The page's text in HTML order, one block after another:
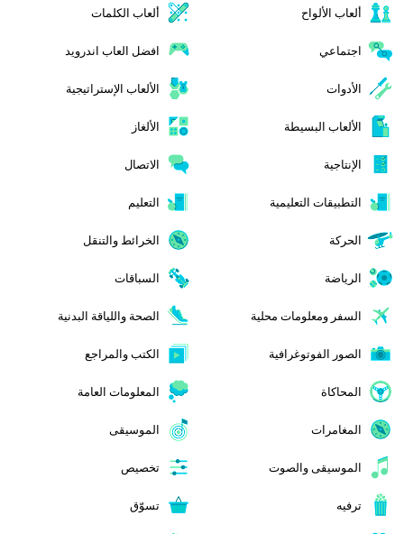
ألعاب الألواح ألعاب الكلمات
اجتماعي افضل العاب اندرويد
الأدوات الألعاب الإستراتيجية
الألعاب البسيطة الألغاز
الإنتاجية الاتصال
التطبيقات التعليمية التعليم
الحركة الخرائط والتنقل
الرياضة السباقات
السفر ومعلومات محلية الصحة واللياقة البدنية
الصور الفوتوغرافية الكتب والمراجع
المحاكاة المعلومات العامة
المغامرات الموسيقى
الموسيقى والصوت تخصيص
ترفيه تسوّق